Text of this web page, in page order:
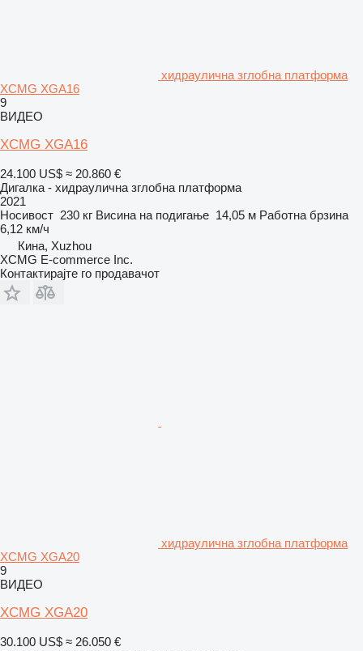
хидраулична зглобна платформа
XCMG XGA16
9
ВИДЕО
XCMG XGA16
24.100 US$ ≈ 20.860 €
Дигалка - хидраулична зглобна платформа
2021
Носивост 230 кг Висина на подигање 14,05 м Работна брзина
6,12 км/ч
Кина, Xuzhou
XCMG E-commerce Inc.
Контактирајте го продавачот
хидраулична зглобна платформа
XCMG XGA20
9
ВИДЕО
XCMG XGA20
30.100 US$ ≈ 26.050 €